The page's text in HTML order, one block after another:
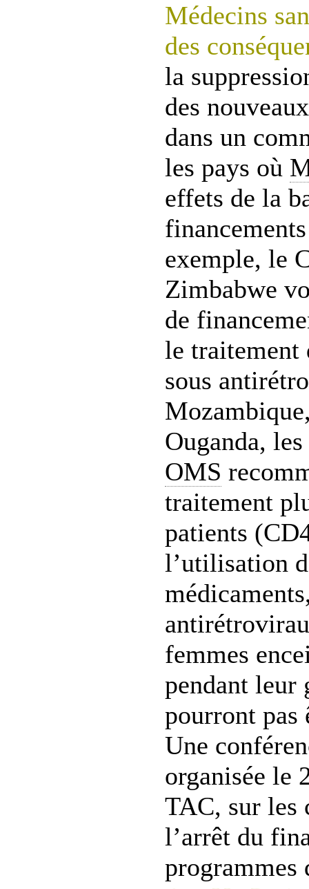
Médecins
des
la
des
dans un
les pays où
effets de la
exemple, le
Zimbabwe
de
le traitement
sous
Ouganda,
OMS
traitement
patients
l’utilisation
femmes
pendant leur
pourront pas
Une
organisée le
TAC, sur les
l’arrêt du
programmes